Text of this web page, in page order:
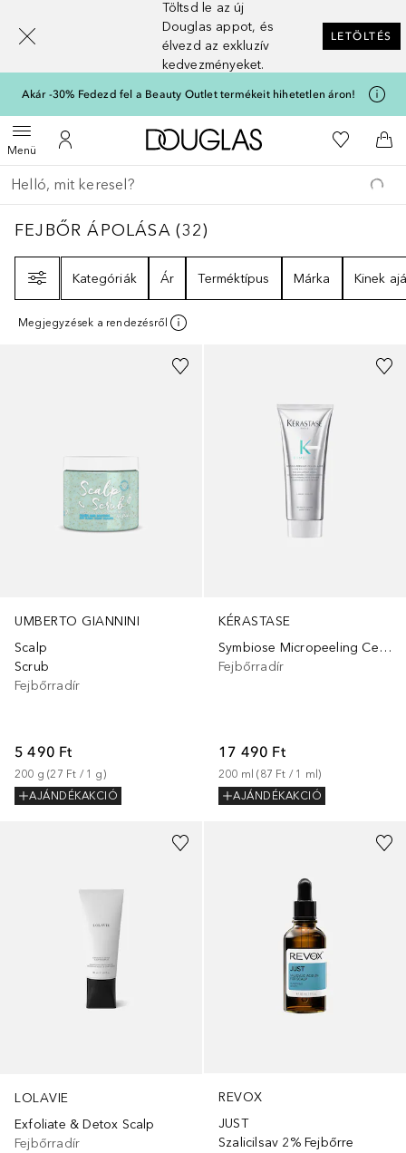
Töltsd le az új
Douglas appot, és
élvezd az exkluzív
kedvezményeket.
LETÖLTÉS
Akár -30% Fedezd fel a Beauty Outlet termékeit hihetetlen áron!
MenüMenü megnyitása
A fiókomhoz
A Douglas Főoldalra
A
Menj vissza
Keresés végrehajtása
FEJBŐR ÁPOLÁSA32
FEJBŐR ÁPOLÁSA (32)
Kategóriák
Ár Terméktípus Márka Kinek
Megjegyzések a rendezésről
UMBERTO GIANNINI
Scalp
Scrub
Fejbőrradír
5 490 Ft
200 g (27 Ft / 1 g)
AJÁNDÉKAKCIÓ
KÉRASTASE
Symbiose Micropeeling Cellulaire
Fejbőrradír
17 490 Ft
200 ml (87 Ft / 1 ml)
AJÁNDÉKAKCIÓ
LOLAVIE
Exfoliate & Detox Scalp
Fejbőrradír
REVOX
JUST
Szalicilsav 2% Fejbőrre
[navigation.slideout.screenreader]